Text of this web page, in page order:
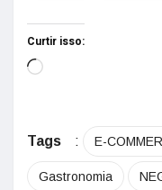
Curtir isso:
Tags : E-
Gastronomia